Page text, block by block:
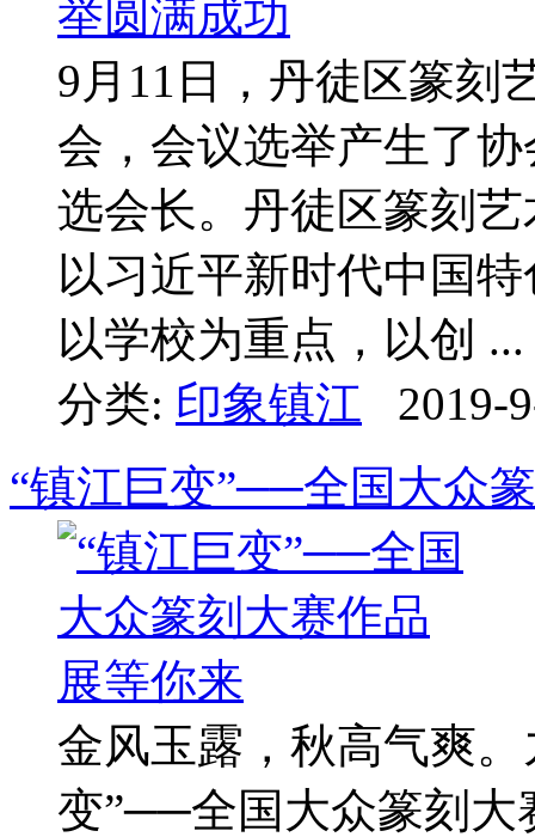
9月11日，丹徒区篆刻
会，会议选举产生了
选会长。丹徒区篆刻
以习近平新时代中国
以学校为重点，以创 ...
分类: 印象镇江
2019-
“镇江巨变”──全国大众
金风玉露，秋高气爽
变”──全国大众篆刻大